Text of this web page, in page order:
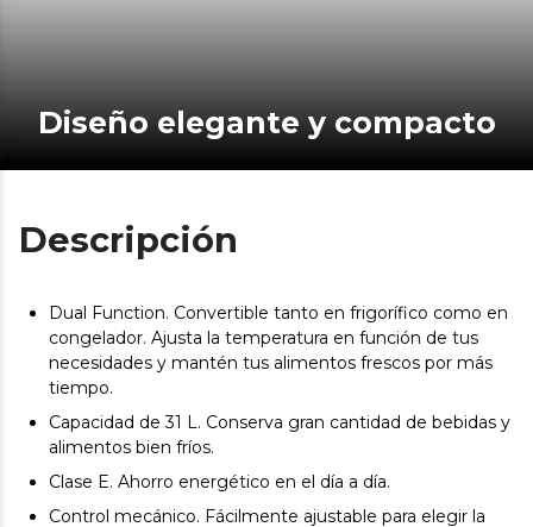
Diseño elegante y compacto
Descripción
Dual Function. Convertible tanto en frigorífico como en
congelador. Ajusta la temperatura en función de tus
necesidades y mantén tus alimentos frescos por más
tiempo.
Capacidad de 31 L. Conserva gran cantidad de bebidas y
alimentos bien fríos.
Clase E. Ahorro energético en el día a día.
Control mecánico. Fácilmente ajustable para elegir la